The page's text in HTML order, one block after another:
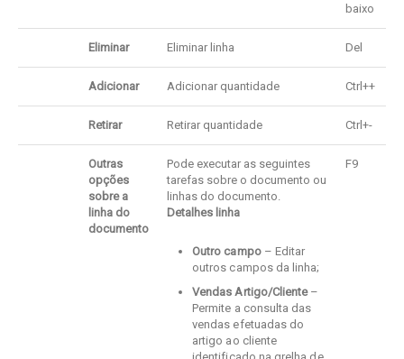
baixo
Eliminar Eliminar linha Del
Adicionar Adicionar quantidade Ctrl++
Retirar Retirar quantidade Ctrl+-
Outras
opções
sobre a
linha do
documento
Pode executar as seguintes
tarefas sobre o documento ou
linhas do documento.
Detalhes linha
Outro campo– Editar
outros campos da linha;
Vendas Artigo/Cliente–
Permite a consulta das
vendas efetuadas do
artigo ao cliente
F9